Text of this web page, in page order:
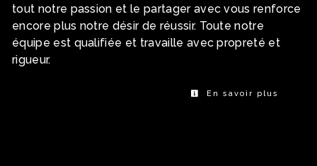
tout notre passion et le partager avec vous renforce
encore plus notre désir de réussir. Toute notre
équipe est qualifiée et travaille avec propreté et
rigueur.
En savoir plus